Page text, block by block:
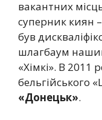
вакантних
суперник киян
був
шлагбаум
«Хімкі». В 2011
бельгійського
«Донецьк».